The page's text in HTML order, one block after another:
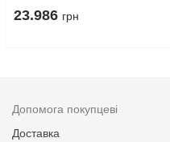
23.986 грн
Допомога покупцеві
Доставка